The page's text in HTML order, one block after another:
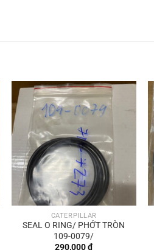
CATERPILLAR
SEAL O RING/ PHỚT TRÒN
109-0079/
290,000₫